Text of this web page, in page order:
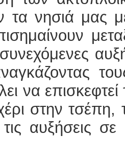
τα νησιά μας
να
στην
αυξήσεις